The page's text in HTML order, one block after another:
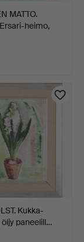
MATTO.
heimo,
Kukka-
paneelill…